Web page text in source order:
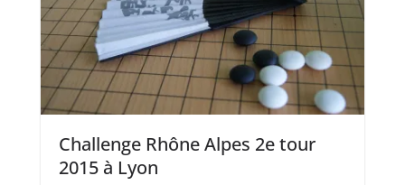
Challenge Rhône Alpes 2e tour
2015 à Lyon